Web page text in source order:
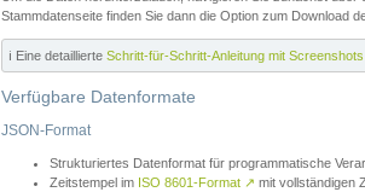
Stammdatenseite finden Sie dann die Option zum Download
ℹ️ Eine detaillierte Schritt-für-Schritt-Anleitung mit Screenshots
Verfügbare Datenformate
JSON-Format
Strukturiertes Datenformat für programmatische
Zeitstempel im ISO 8601-Format ↗ mit vollständigen